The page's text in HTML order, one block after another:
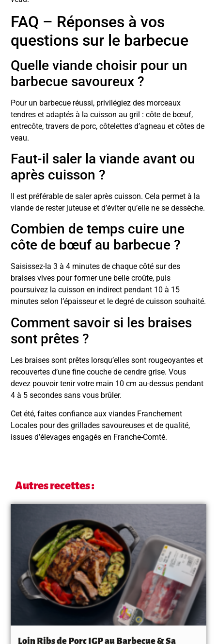
FAQ – Réponses à vos
questions sur le barbecue
Quelle viande choisir pour un
barbecue savoureux ?
Pour un barbecue réussi, privilégiez des morceaux
tendres et adaptés à la cuisson au gril : côte de bœuf,
entrecôte, travers de porc, côtelettes d’agneau et côtes de
veau.
Faut-il saler la viande avant ou
après cuisson ?
Il est préférable de saler après cuisson. Cela permet à la
viande de rester juteuse et d’éviter qu’elle ne se dessèche.
Combien de temps cuire une
côte de bœuf au barbecue ?
Saisissez-la 3 à 4 minutes de chaque côté sur des
braises vives pour former une belle croûte, puis
poursuivez la cuisson en indirect pendant 10 à 15
minutes selon l’épaisseur et le degré de cuisson souhaité.
Comment savoir si les braises
sont prêtes ?
Les braises sont prêtes lorsqu’elles sont rougeoyantes et
recouvertes d’une fine couche de cendre grise. Vous
devez pouvoir tenir votre main 10 cm au-dessus pendant
4 à 5 secondes sans vous brûler.
Cet été, faites confiance aux viandes Franchement
Locales pour des grillades savoureuses et de qualité,
issues d’élevages engagés en Franche-Comté.
Autres recettes :
Loin Ribs de Porc IGP au Barbecue & Sa